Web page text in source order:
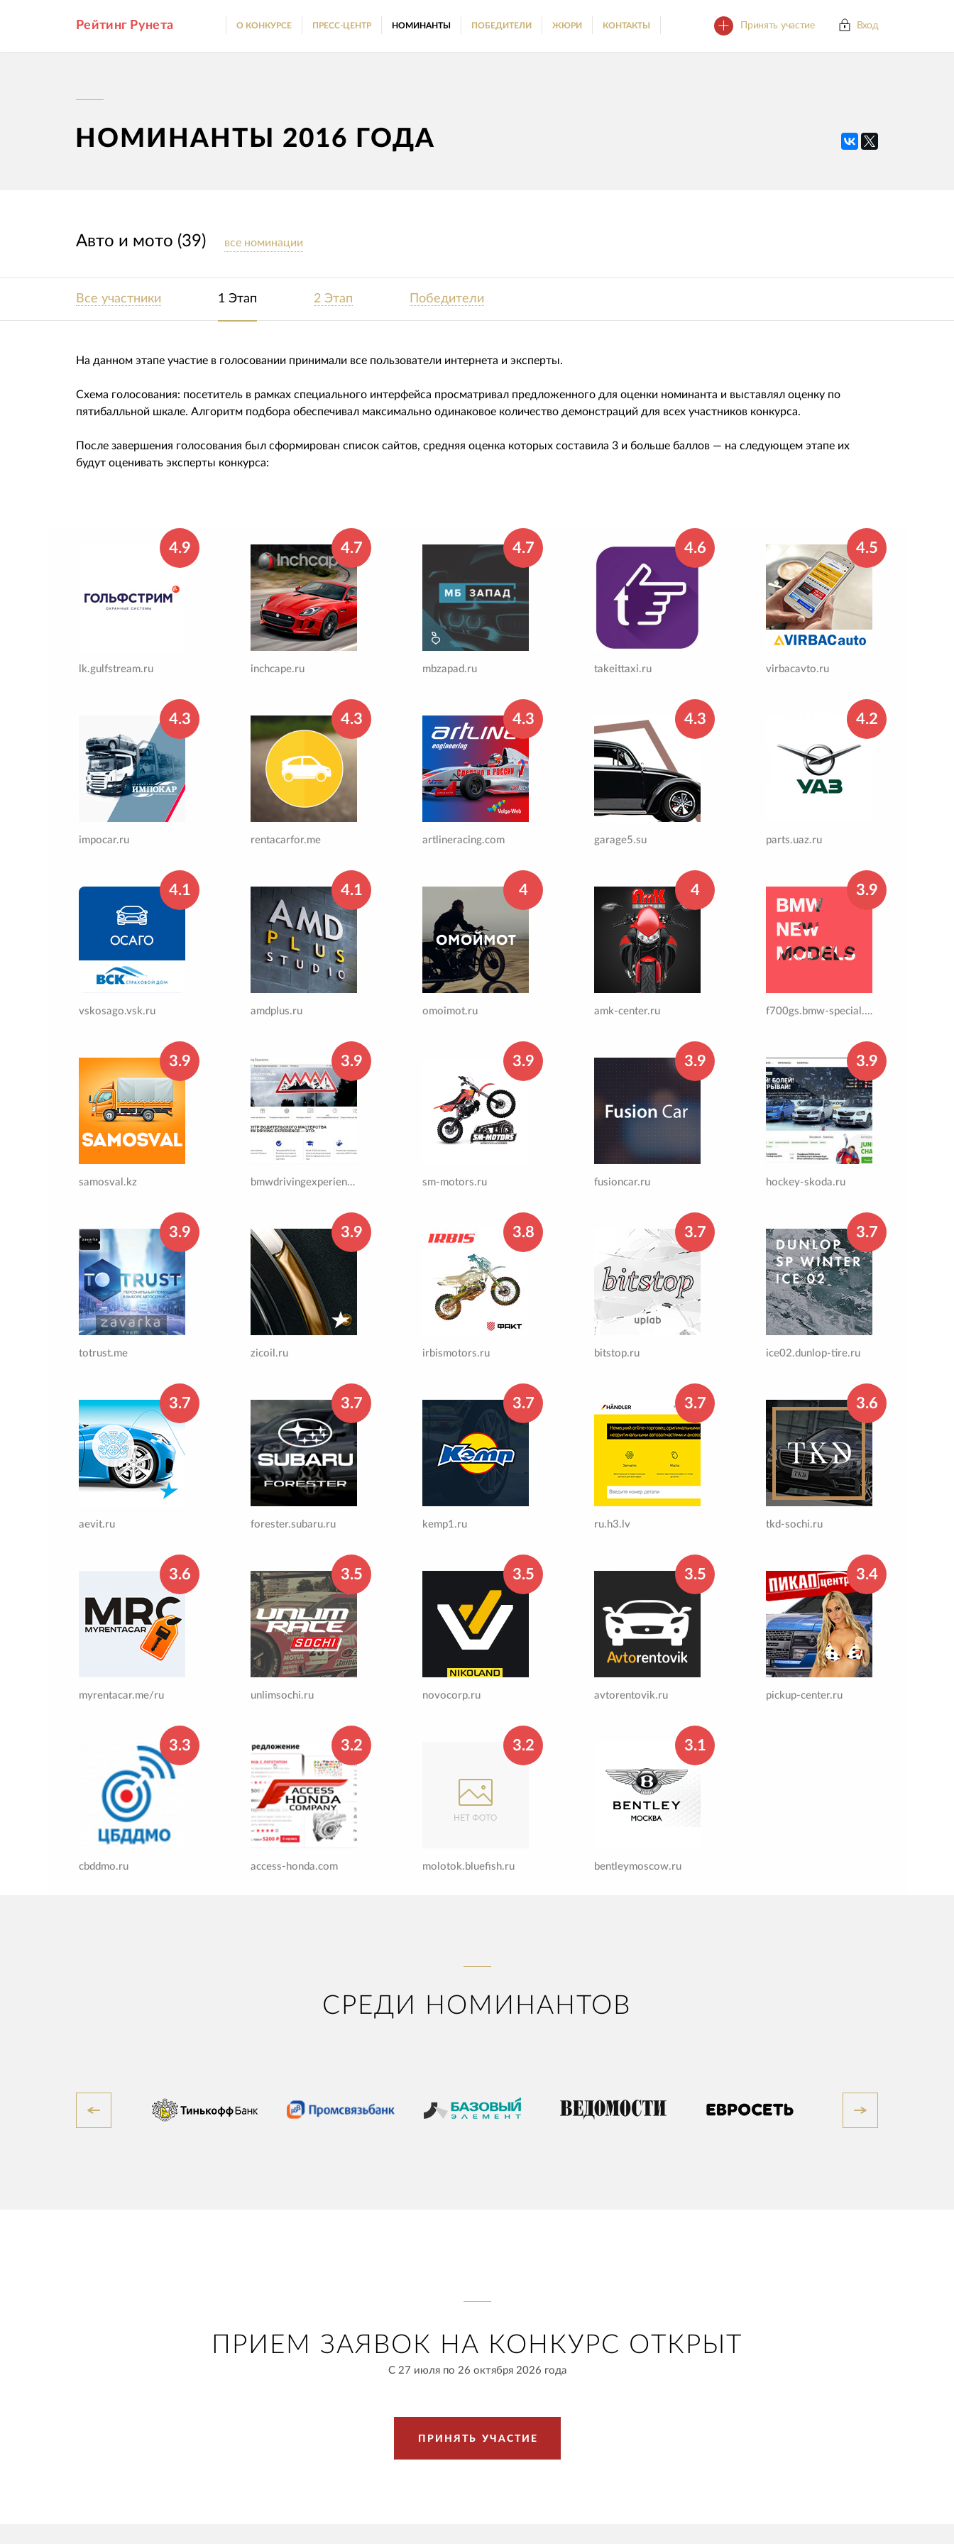
Принять участие Вход
Рейтинг Рунета О КОНКУРСЕ ПРЕСС-ЦЕНТР НОМИНАНТЫ ПОБЕДИТЕЛИ ЖЮРИ КОНТАКТЫ
НОМИНАНТЫ 2016 ГОДА
Авто и мото (39) все номинации
Все участники 1 Этап 2 Этап Победители
На данном этапе участие в голосовании принимали все пользователи интернета и эксперты.
Схема голосования: посетитель в рамках специального интерфейса просматривал предложенного для оценки номинанта и выставлял оценку по
пятибалльной шкале. Алгоритм подбора обеспечивал максимально одинаковое количество демонстраций для всех участников конкурса.
После завершения голосования был сформирован список сайтов, средняя оценка которых составила 3 и больше баллов — на следующем этапе их
будут оценивать эксперты конкурса:
4.9
lk.gulfstream.ru
4.7
inchcape.ru
4.7
mbzapad.ru
4.6
takeittaxi.ru
4.5
virbacavto.ru
4.3
impocar.ru
4.3
rentacarfor.me
4.3
artlineracing.com
4.3
garage5.su
4.2
parts.uaz.ru
4.1
vskosago.vsk.ru
4.1
amdplus.ru
4
omoimot.ru
4
amk-center.ru
3.9
f700gs.bmw-special.ru
3.9
samosval.kz
3.9
bmwdrivingexperience.ru
3.9
sm-motors.ru
3.9
fusioncar.ru
3.9
hockey-skoda.ru
3.9
totrust.me
3.9
zicoil.ru
3.8
irbismotors.ru
3.7
bitstop.ru
3.7
ice02.dunlop-tire.ru
3.7
aevit.ru
3.7
forester.subaru.ru
3.7
kemp1.ru
3.7
ru.h3.lv
3.6
tkd-sochi.ru
3.6
myrentacar.me/ru
3.5
unlimsochi.ru
3.5
novocorp.ru
3.5
avtorentovik.ru
3.4
pickup-center.ru
3.3
cbddmo.ru
3.2
access-honda.com
3.2
molotok.bluefish.ru
3.1
bentleymoscow.ru
СРЕДИ НОМИНАНТОВ
ПРИЕМ ЗАЯВОК НА КОНКУРС ОТКРЫТ
С 27 июля по 26 октября 2026 года
П Р И Н Я Т Ь УЧ АСТ И Е